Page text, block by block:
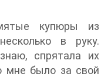
купюры из
в руку.
спрятала их
мне было за свой